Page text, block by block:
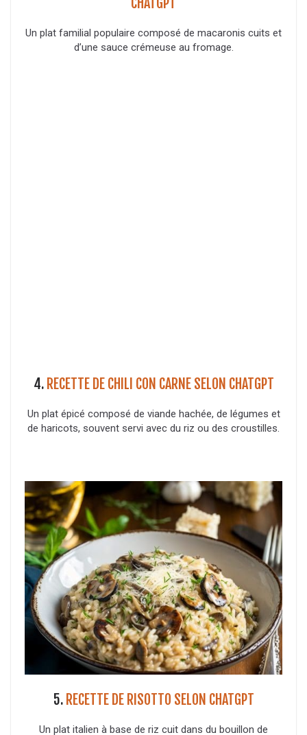
Un plat familial populaire composé de macaronis cuits et
d’une sauce crémeuse au fromage.
4. RECETTE DE CHILI CON CARNE SELON CHATGPT
Un plat épicé composé de viande hachée, de légumes et
de haricots, souvent servi avec du riz ou des croustilles.
5. RECETTE DE RISOTTO SELON CHATGPT
Un plat italien à base de riz cuit dans du bouillon de